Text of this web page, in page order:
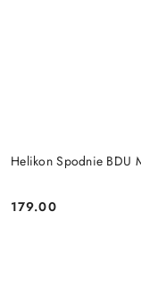
Helikon Spodnie BDU
Cena:
179.00